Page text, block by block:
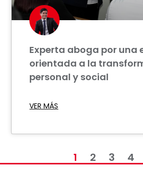
Experta aboga por una
orientada a la
personal y social
VER MÁS
1 2 3 4